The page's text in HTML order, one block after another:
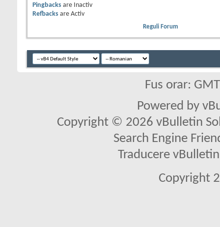
Pingbacks are
Inactiv
Refbacks are Activ
Reguli Forum
Fus orar:
Powered by
Copyright © 2026 vBulletin
Search Engine
Traducere
Copyright